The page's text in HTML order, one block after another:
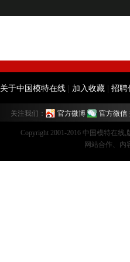
关于中国模特在线 加入收藏 招聘
关注我们： 官方微博 官方微信
Copyright 2001-2016 中国模特在线
网站合作、内